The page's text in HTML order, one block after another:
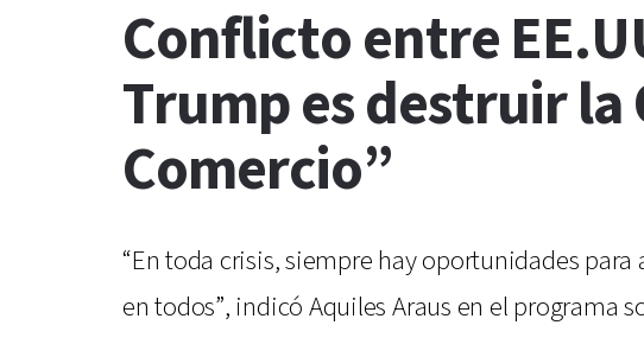
Conflicto entre
Trump es destruir
Comercio”
“En toda crisis, siempre hay oportunidades
en todos”, indicó Aquiles Araus en el programa